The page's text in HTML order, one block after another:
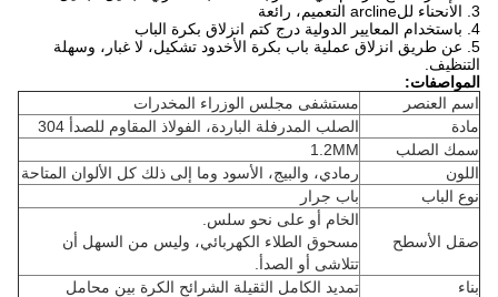
3. الانحناء للarcline التعميم، رائعة
4. باستخدام المعايير الدولية درج كتم انزلاق بكرة الباب
5. عن طريق انزلاق عملية باب بكرة الأخدود تشكيل، لا غبار، وسهلة
التنظيف.
المواصفات:
اسم العنصر
مستشفى مجلس الوزراء المخدرات
مادة
الصلب المدرفلة الباردة، الفولاذ المقاوم للصدأ 304
سمك الصلب
1.2MM
اللون
رمادي، والبيج، الأسود وما إلى ذلك كل الألوان المتاحة
نوع الباب
باب جرار
صقل الأسطح
الخام أو على نحو سلس.
مسحوق الطلاء الكهربائي، وليس من السهل أن
تتلاشى أو الصدأ.
بناء
تمديد الكامل الثقيلة الشرائح الكرة بين محامل